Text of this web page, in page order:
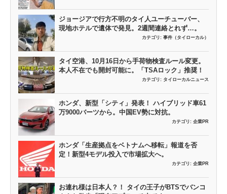
ジョージアで行方不明のタイ人ユーチューバー、
現地ホテルで遺体で発見。2週間連絡とれず…。
カテゴリ: 事件（タイローカル）
タイ空港、10月16日から手荷物検査ルール変更。
本人不在でも開封可能に。「TSAロック」推奨！
カテゴリ: タイローカルニュース
ホンダ、新型「シティ」発表！ ハイブリッド車61
万9000バーツから。中国EV勢に対抗。
カテゴリ: 企業PR
ホンダ「生産拠点をベトナムへ移転」報道を否
定！新型4モデル投入で市場拡大へ。
カテゴリ: 企業PR
お連れ様は日本人？！ タイの王子がBTSでバンコ